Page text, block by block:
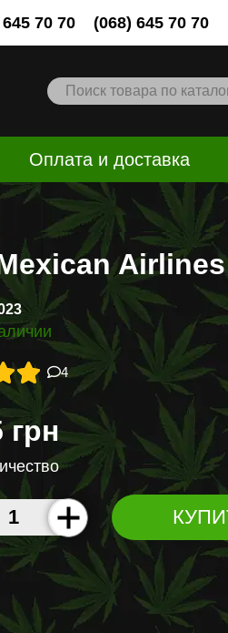
70 70 (068) 645 70 70
Оплата и доставка
Airlines
4
грн